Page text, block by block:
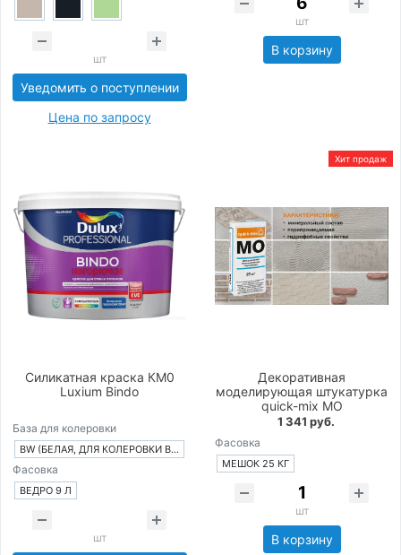
шт
Уведомить о поступлении
Цена по запросу
шт
В корзину
Силикатная краска КМ0
Luxium Bindo
База для колеровки
BW (БЕЛАЯ, ДЛЯ КОЛЕРОВКИ В СВЕТЛЫЕ ТОНА)
Фасовка
ВЕДРО 9 Л
шт
Хит продаж
Декоративная
моделирующая штукатурка
quick-mix MO
1 341 руб.
Фасовка
МЕШОК 25 КГ
шт
В корзину